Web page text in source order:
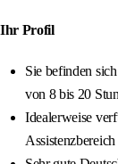
Ihr Profil
Sie befinden
von 8 bis 20
Idealerweise
Assistenzbereich